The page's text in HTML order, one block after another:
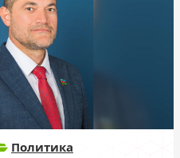
Политика